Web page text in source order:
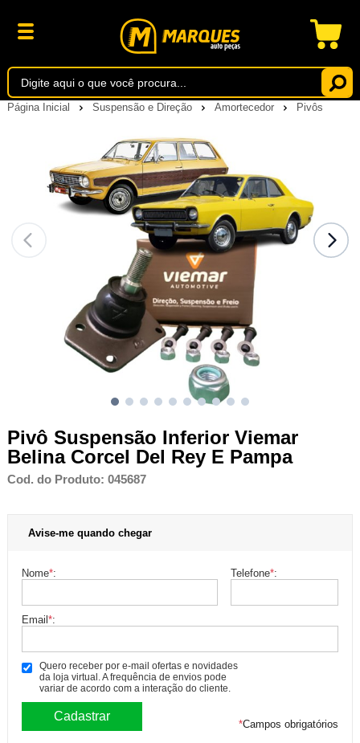
Página Inicial Suspensão e Direção Amortecedor Pivôs
Pivô Suspensão Inferior Viemar
Belina Corcel Del Rey E Pampa
Cod. do Produto: 045687
Avise-me quando chegar
Nome*: Telefone*:
Email*:
Quero receber por e-mail ofertas e novidades
da loja virtual. A frequência de envios pode
variar de acordo com a interação do cliente.
*Campos obrigatórios